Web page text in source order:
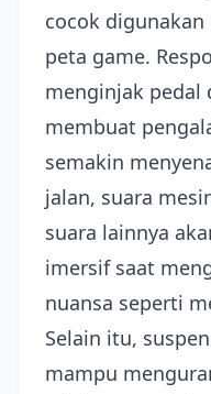
cocok
peta game.
menginjak pedal
membuat
semakin
jalan, suara
suara lainnya
imersif saat
nuansa seperti
Selain itu,
mampu